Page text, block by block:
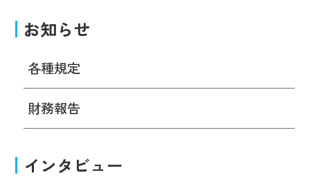
お知らせ
各種規定
財務報告
インタビュー